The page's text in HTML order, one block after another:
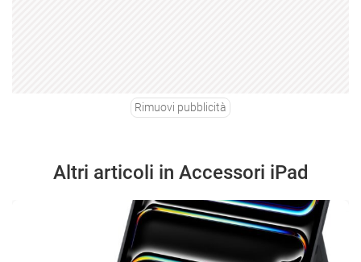
Rimuovi pubblicità
Altri articoli in Accessori iPad